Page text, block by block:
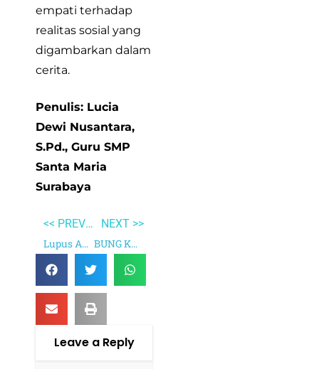
empati terhadap
realitas sosial yang
digambarkan dalam
cerita.
Penulis: Lucia
Dewi Nusantara,
S.Pd., Guru SMP
Santa Maria
Surabaya
<< PREVIOUS
Lupus ABG
NEXT >>
BUNG KARNO MENGGUGAT!
Leave a Reply